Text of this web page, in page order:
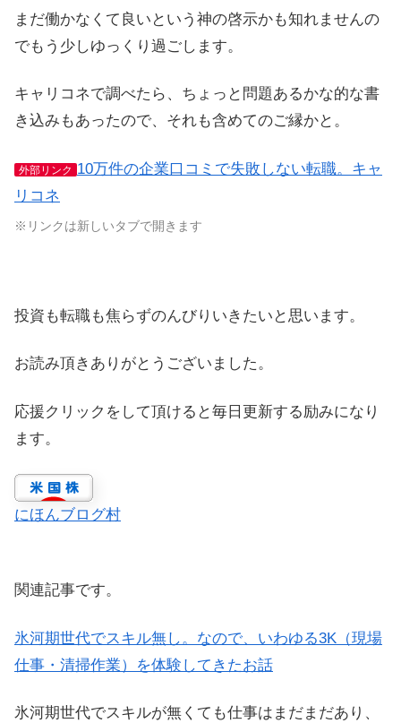
まだ働かなくて良いという神の啓示かも知れませんの
でもう少しゆっくり過ごします。
キャリコネで調べたら、ちょっと問題あるかな的な書
き込みもあったので、それも含めてのご縁かと。
外部リンク 10万件の企業口コミで失敗しない転職。キャ
リコネ
※リンクは新しいタブで開きます
投資も転職も焦らずのんびりいきたいと思います。
お読み頂きありがとうございました。
応援クリックをして頂けると毎日更新する励みになり
ます。
にほんブログ村
関連記事です。
氷河期世代でスキル無し。なので、いわゆる3K（現場
仕事・清掃作業）を体験してきたお話
氷河期世代でスキルが無くても仕事はまだまだあり、